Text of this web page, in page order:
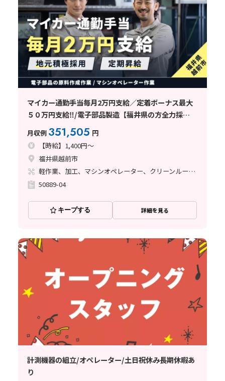
マイカー通勤手当毎月2万円支給／定着ボーナス最大
５０万円支給‼/電子部品製造【福井県の方全力採
用‼】武生駅から車で10分
月収例 351,505 円
【時給】1,400円～
福井県越前市
軽作業、加工、マシンオペレーター、クリーンルーム、清掃・洗浄、立ち作業
50889-04
キープする 詳細を見る
計測機器の組立/オペレーター/土日祝休み長期休暇あ
り